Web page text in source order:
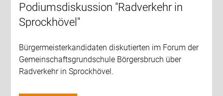
Podiumsdiskussion "Radverkehr in
Sprockhövel"
Bürgermeisterkandidaten diskutierten im Forum der
Gemeinschaftsgrundschule Börgersbruch über
Radverkehr in Sprockhövel.